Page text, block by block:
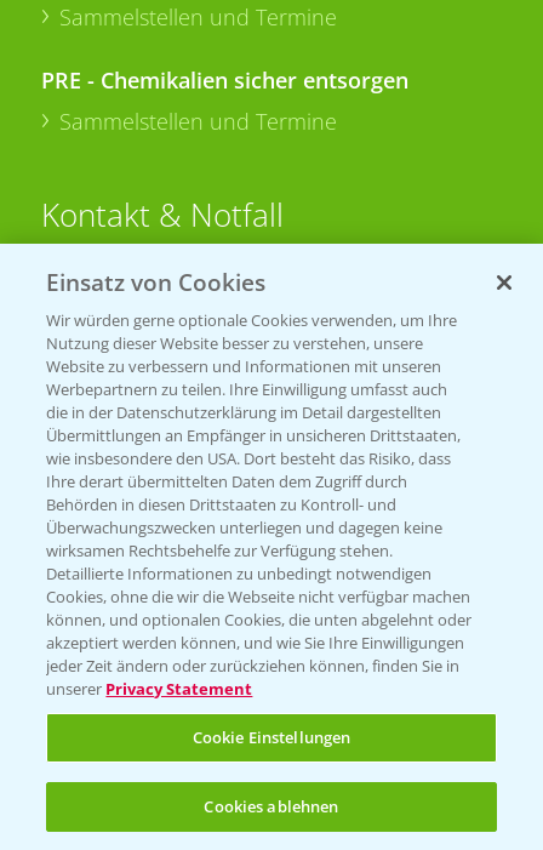
Sammelstellen und Termine
PRE - Chemikalien sicher entsorgen
Sammelstellen und Termine
Kontakt & Notfall
Beratung auf WhatsApp
T.+49 (0)174 346 564 1
KONTAKT
Hilfe in Notfällen
T.+49 (0)214/30-20220
Folgen Sie uns
Einsatz von Cookies
Wir würden gerne optionale Cookies verwenden, um Ihre
Nutzung dieser Website besser zu verstehen, unsere
Website zu verbessern und Informationen mit unseren
Werbepartnern zu teilen. Ihre Einwilligung umfasst auch
die in der Datenschutzerklärung im Detail dargestellten
Übermittlungen an Empfänger in unsicheren Drittstaaten,
wie insbesondere den USA. Dort besteht das Risiko, dass
Ihre derart übermittelten Daten dem Zugriff durch
Behörden in diesen Drittstaaten zu Kontroll- und
Überwachungszwecken unterliegen und dagegen keine
wirksamen Rechtsbehelfe zur Verfügung stehen.
Detaillierte Informationen zu unbedingt notwendigen
Cookies, ohne die wir die Webseite nicht verfügbar machen
können, und optionalen Cookies, die unten abgelehnt oder
akzeptiert werden können, und wie Sie Ihre Einwilligungen
jeder Zeit ändern oder zurückziehen können, finden Sie in
unserer Privacy Statement
Cookie Einstellungen
Cookies ablehnen